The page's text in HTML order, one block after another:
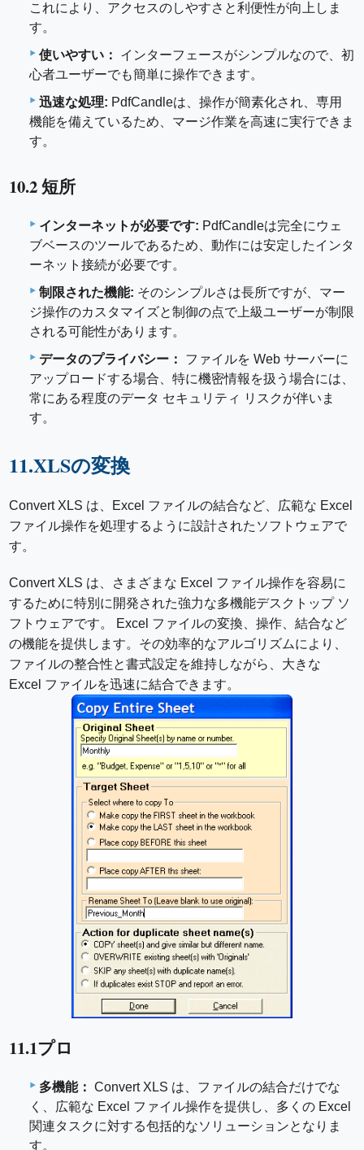
これにより、アクセスのしやすさと利便性が向上しま
す。
使いやすい：
インターフェースがシンプルなので、初
心者ユーザーでも簡単に操作できます。
迅速な処理: PdfCandleは、操作が簡素化され、専用
機能を備えているため、マージ作業を高速に実行できま
す。
10.2 短所
インターネットが必要です: PdfCandleは完全にウェ
ブベースのツールであるため、動作には安定したインタ
ーネット接続が必要です。
制限された機能: そのシンプルさは長所ですが、マー
ジ操作のカスタマイズと制御の点で上級ユーザーが制限
される可能性があります。
データのプライバシー：
ファイルを Web サーバーに
アップロードする場合、特に機密情報を扱う場合には、
常にある程度のデータ セキュリティ リスクが伴いま
す。
11.XLSの変換
Convert XLS は、Excel ファイルの結合など、広範な Excel
ファイル操作を処理するように設計されたソフトウェアで
す。
Convert XLS は、さまざまな Excel ファイル操作を容易に
するために特別に開発された強力な多機能デスクトップ ソ
フトウェアです。 Excel ファイルの変換、操作、結合など
の機能を提供します。その効率的なアルゴリズムにより、
ファイルの整合性と書式設定を維持しながら、大きな
Excel ファイルを迅速に結合できます。
11.1プロ
多機能： Convert XLS は、ファイルの結合だけでな
く、広範な Excel ファイル操作を提供し、多くの Excel
関連タスクに対する包括的なソリューションとなりま
す。